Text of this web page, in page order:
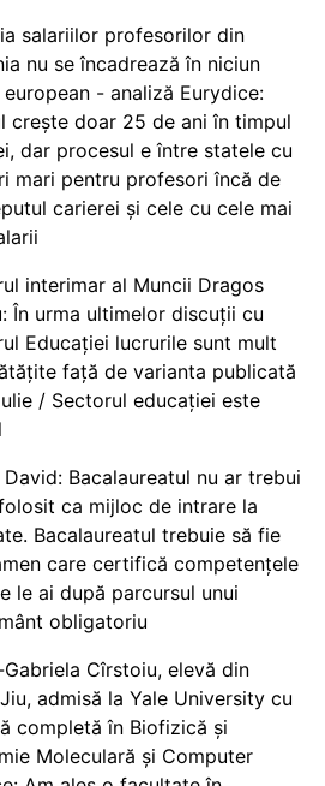
salariilor profesorilor din
nu se încadrează în niciun
- analiză Eurydice:
crește doar 25 de ani în timpul
dar procesul e între statele cu
mari pentru profesori încă de
carierei și cele cu cele mai
interimar al Muncii Dragos
În urma ultimelor discuții cu
Educației lucrurile sunt mult
față de varianta publicată
/ Sectorul educației este
David: Bacalaureatul nu ar trebui
ca mijloc de intrare la
Bacalaureatul trebuie să fie
care certifică competențele
le ai după parcursul unui
obligatoriu
Cîrstoiu, elevă din
admisă la Yale University cu
completă în Biofizică și
Moleculară și Computer